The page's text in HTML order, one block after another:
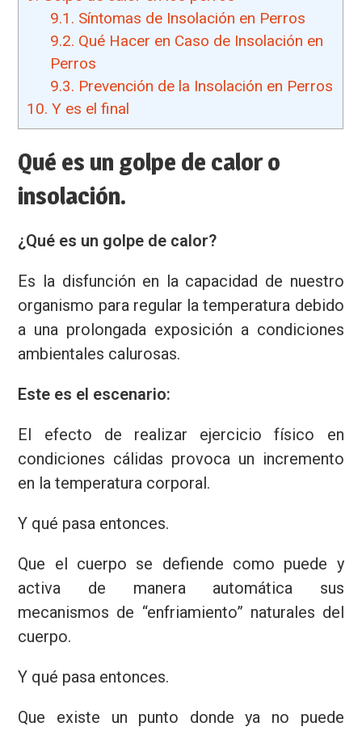
9.1. Síntomas de Insolación en Perros
9.2. Qué Hacer en Caso de Insolación en
Perros
9.3. Prevención de la Insolación en Perros
10. Y es el final
Qué es un golpe de calor o
insolación.
¿Qué es un golpe de calor?
Es la disfunción en la capacidad de nuestro
organismo para regular la temperatura debido
a una prolongada exposición a condiciones
ambientales calurosas.
Este es el escenario:
El efecto de realizar ejercicio físico en
condiciones cálidas provoca un incremento
en la temperatura corporal.
Y qué pasa entonces.
Que el cuerpo se defiende como puede y
activa de manera automática sus
mecanismos de “enfriamiento” naturales del
cuerpo.
Y qué pasa entonces.
Que existe un punto donde ya no puede